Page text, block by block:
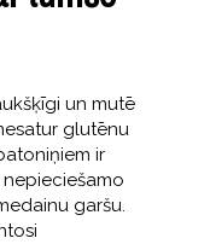
un mutē
glutēnu
ir
garšu.